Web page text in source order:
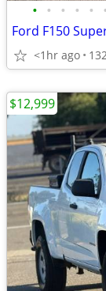
• • • • • •
<1hr ago
$12,999